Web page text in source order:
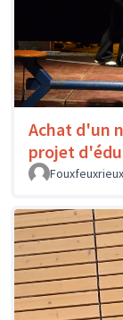
Achat d'un
projet
Fouxfeuxrieux